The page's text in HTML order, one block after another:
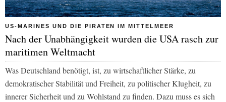
US-MARINES UND DIE PIRATEN IM MITTELMEER
Nach der Unabhängigkeit wurden die USA rasch zur
maritimen Weltmacht
Was Deutschland benötigt, ist, zu wirtschaftlicher Stärke, zu
demokratischer Stabilität und Freiheit, zu politischer Klugheit, zu
innerer Sicherheit und zu Wohlstand zu finden. Dazu muss es sich